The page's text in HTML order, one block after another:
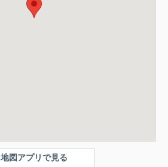
地図アプリで見る